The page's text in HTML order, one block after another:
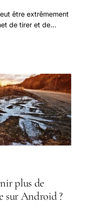
être extrêmement
de tirer et de
plus de
sur Android ?